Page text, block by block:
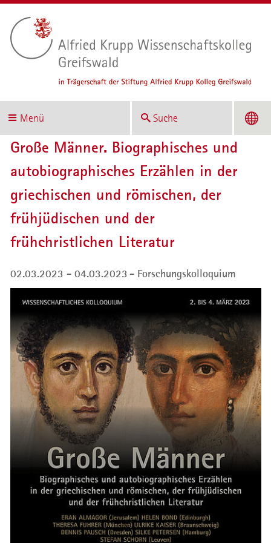
Menü Suche
Große Männer. Biographisches und
autobiographisches Erzählen in der
griechischen und römischen, der
frühjüdischen und der
frühchristlichen Literatur
02.03.2023 - 04.03.2023 Forschungskolloquium